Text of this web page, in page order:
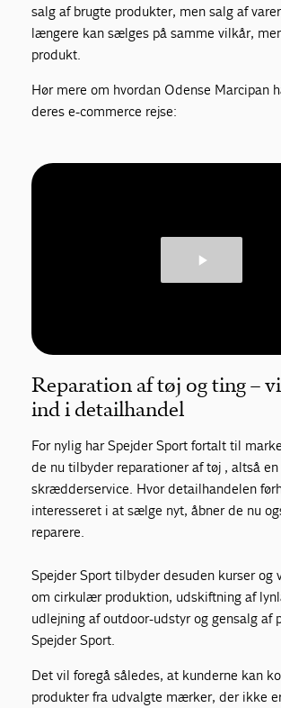
salg af brugte produkter, men salg af
længere kan sælges på samme vilkår,
produkt.
Hør mere om hvordan Odense Marcipan
deres e-commerce rejse:
Reparation af tøj og ting –
ind i detailhandel
For nylig har Spejder Sport fortalt til
de nu tilbyder reparationer af tøj , altså en
skrædderservice. Hvor detailhandelen
interesseret i at sælge nyt, åbner de nu
reparere.
Spejder Sport tilbyder desuden kurser og
om cirkulær produktion, udskiftning af
udlejning af outdoor-udstyr og gensalg af
Spejder Sport.
Det vil foregå således, at kunderne kan
produkter fra udvalgte mærker, der ikke